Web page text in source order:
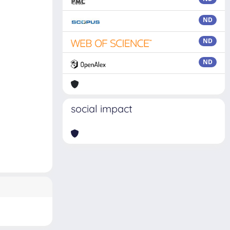
ND
ND
ND
social impact